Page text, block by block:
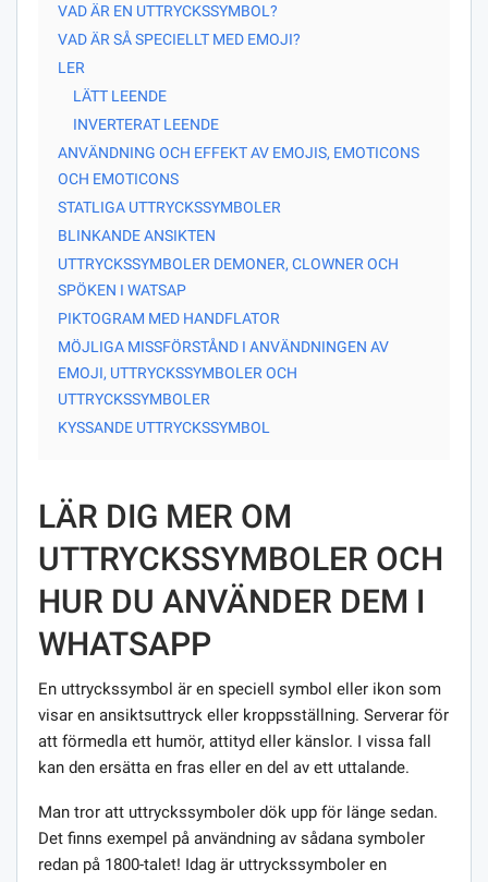
VAD ÄR EN UTTRYCKSSYMBOL?
VAD ÄR SÅ SPECIELLT MED EMOJI?
LER
LÄTT LEENDE
INVERTERAT LEENDE
ANVÄNDNING OCH EFFEKT AV EMOJIS, EMOTICONS
OCH EMOTICONS
STATLIGA UTTRYCKSSYMBOLER
BLINKANDE ANSIKTEN
UTTRYCKSSYMBOLER DEMONER, CLOWNER OCH
SPÖKEN I WATSAP
PIKTOGRAM MED HANDFLATOR
MÖJLIGA MISSFÖRSTÅND I ANVÄNDNINGEN AV
EMOJI, UTTRYCKSSYMBOLER OCH
UTTRYCKSSYMBOLER
KYSSANDE UTTRYCKSSYMBOL
LÄR DIG MER OM
UTTRYCKSSYMBOLER OCH
HUR DU ANVÄNDER DEM I
WHATSAPP
En uttryckssymbol är en speciell symbol eller ikon som
visar en ansiktsuttryck eller kroppsställning. Serverar för
att förmedla ett humör, attityd eller känslor. I vissa fall
kan den ersätta en fras eller en del av ett uttalande.
Man tror att uttryckssymboler dök upp för länge sedan.
Det finns exempel på användning av sådana symboler
redan på 1800-talet! Idag är uttryckssymboler en